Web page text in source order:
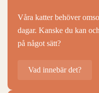
Våra katter behöver
dagar. Kanske du kan
på något sätt?
Vad innebär det?